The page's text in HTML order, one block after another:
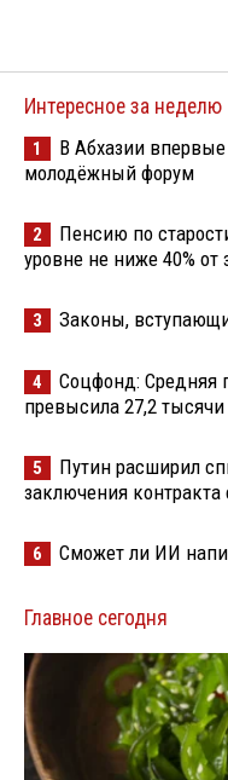
Интересное за неделю
1
В Абхазии
молодёжный форум
2
Пенсию по
уровне не ниже 40% от
3 Законы,
4
Соцфонд: Средняя
превысила 27,2 тысячи
5
Путин расширил
заключения
6 Сможет ли ИИ
Главное сегодня